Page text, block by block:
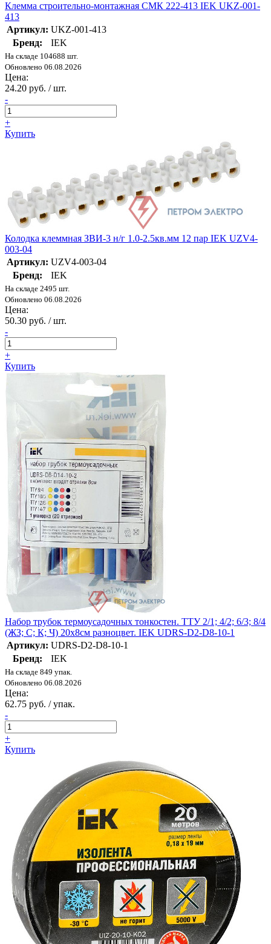
Клемма строительно-монтажная СМК 222-413 IEK UKZ-001-
413
Артикул: UKZ-001-413
Бренд:
IEK
На складе 104688 шт.
Обновлено 06.08.2026
Цена:
24.20 руб. / шт.
-
+
Купить
Колодка клеммная ЗВИ-3 н/г 1.0-2.5кв.мм 12 пар IEK UZV4-
003-04
Артикул: UZV4-003-04
Бренд:
IEK
На складе 2495 шт.
Обновлено 06.08.2026
Цена:
50.30 руб. / шт.
-
+
Купить
Набор трубок термоусадочных тонкостен. ТТУ 2/1; 4/2; 6/3; 8/4
(ЖЗ; С; К; Ч) 20х8см разноцвет. IEK UDRS-D2-D8-10-1
Артикул: UDRS-D2-D8-10-1
Бренд:
IEK
На складе 849 упак.
Обновлено 06.08.2026
Цена:
62.75 руб. / упак.
-
+
Купить